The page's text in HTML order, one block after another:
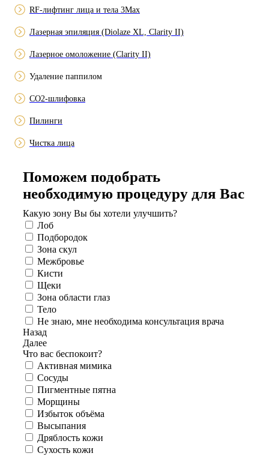
RF-лифтинг лица и тела 3Max
Лазерная эпиляция (Diolaze XL, Clarity II)
Лазерное омоложение (Clarity II)
Удаление паппилом
СО2-шлифовка
Пилинги
Чистка лица
Поможем подобрать
необходимую процедуру для Вас
Какую зону Вы бы хотели улучшить?
Лоб
Подбородок
Зона скул
Межбровье
Кисти
Щеки
Зона области глаз
Тело
Не знаю, мне необходима консультация врача
Назад
Далее
Что вас беспокоит?
Активная мимика
Сосуды
Пигментные пятна
Морщины
Избыток объёма
Высыпания
Дряблость кожи
Сухость кожи